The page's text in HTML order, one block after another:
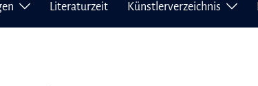
Literaturzeit Künstlerverzeichnis